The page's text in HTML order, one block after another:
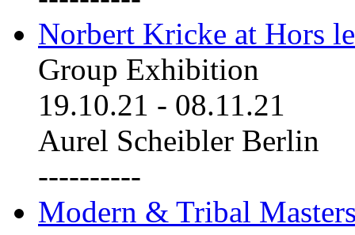
Norbert Kricke at Hors
Group Exhibition
19.10.21 - 08.11.21
Aurel Scheibler Berlin
----------
Modern & Tribal